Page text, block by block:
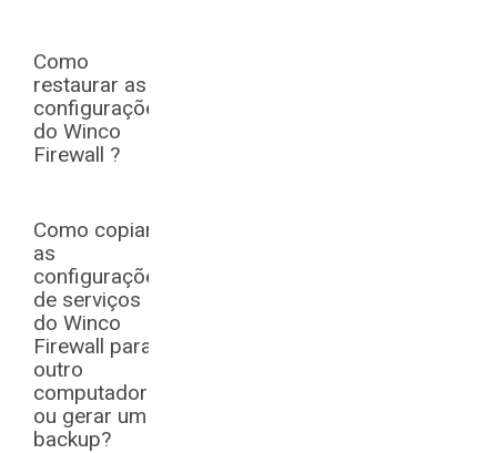
Como
restaurar as
configurações
do Winco
Firewall ?
Como copiar
as
configurações
de serviços
do Winco
Firewall para
outro
computador
ou gerar um
backup?